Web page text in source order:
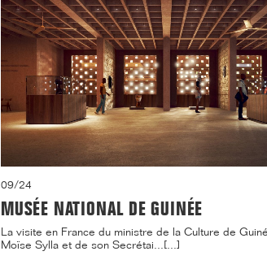
09/24
MUSÉE NATIONAL DE GUINÉE
La visite en France du ministre de la Culture de
Moïse Sylla et de son Secrétai...[...]